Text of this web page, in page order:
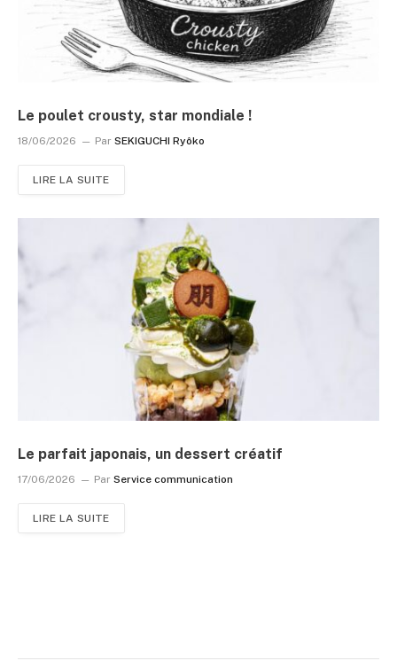
Le poulet crousty, star mondiale !
18/06/2026 Par SEKIGUCHI Ryôko
LIRE LA SUITE
Le parfait japonais, un dessert créatif
17/06/2026 Par Service communication
LIRE LA SUITE